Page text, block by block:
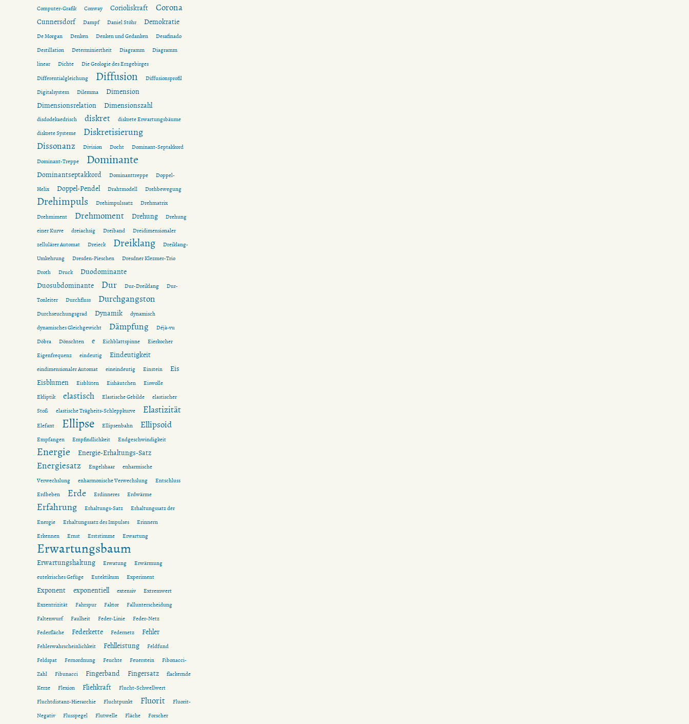
Computer-Grafik
Conway Corioliskraft Corona
Cunnersdorf Dampf Daniel Stöhr Demokratie
De Morgan Denken Denken und Gedanken
Desafinado
Destillation
Determiniertheit Diagramm
Diagramm
linear
Dichte
Die Geologie des Erzgebirges
Differentialgleichung
Diffusion
Diffusionsprofil
Digitalsystem
Dilemma
Dimension
Dimensionsrelation
Dimensionszahl
disdodekaedrisch diskret
diskrete Erwartungsbäume
diskrete Systeme
Diskretisierung
Dissonanz Division Docht
Dominant-Septakkord
Dominant-Treppe
Dominante
Dominantseptakkord Dominanttreppe
Doppel-
Helix
Doppel-Pendel Drahtmodell Drehbewegung
Drehimpuls Drehimpulssatz
Drehmatrix
Drehmiment
Drehmoment Drehung
Drehung
einer Kurve
dreiachsig Dreiband
Dreidimensionaler
zellulärer Automat
Dreieck Dreiklang
Dreiklang-
Umkehrung
Dresden-Pieschen
Dresdner Klezmer-Trio
Droth
Druck
Duodominante
Duosubdominante
Dur Dur-Dreiklang
Dur-
Tonleiter
Durchfluss Durchgangston
Durchseuchungsgrad Dynamik
dynamisch
dynamisches Gleichgewicht
Dämpfung
Déjà-vu
Döbra
Dönschten e Eichblattspinne
Eierkocher
Eigenfrequenz
eindeutig Eindeutigkeit
eindimensionaler Automat eineindeutig Einstein
Eis
Eisblumen
Eisblüten Eishäutchen
Eiswolle
Ekliptik
elastisch Elastische Gebilde
elastischer
Stoß
elastische Trägheits-Schleppkurve Elastizität
Elefant Ellipse Ellipsenbahn Ellipsoid
Empfangen Empfindlichkeit Endgeschwindigkeit
Energie Energie-Erhaltungs-Satz
Energiesatz Engelshaar
enharmische
Verwechslung
enharmonische Verwechslung
Entschluss
Erdbeben
Erde Erdinneres Erdwärme
Erfahrung Erhaltungs-Satz
Erhaltungssatz der
Energie
Erhaltungssatz des Impulses
Erinnern
Erkennen
Ernst Erststimme Erwartung
Erwartungsbaum
Erwartungshaltung Erwatung
Erwärmung
eutekrisches Gefüge
Eutektikum Experiment
Exponent exponentiell extensiv
Extremwert
Exzentrizität
Fahrspur Faktor
Fallunterscheidung
Faltenwurf
Faulheit Feder-Linie
Feder-Netz
Federfläche
Federkette Federnetz Fehler
Fehlerwahrscheinlichkeit Fehlleistung
Feldfund
Feldspat
Fernordnung Feuchte Feuerstein
Fibonacci-
Zahl
Fibunacci Fingerband Fingersatz
flackernde
Kerze
Flexion Fliehkraft
Flucht-Schwellwert
Fluchtdistanz-Hierarchie
Fluchtpunkt Fluorit
Fluorit-
Negativ
Flusspegel Flutwelle Fläche Forscher